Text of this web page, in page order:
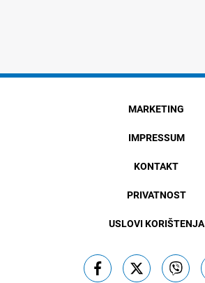
MARKETING
IMPRESSUM
KONTAKT
PRIVATNOST
USLOVI KORIŠTENJA